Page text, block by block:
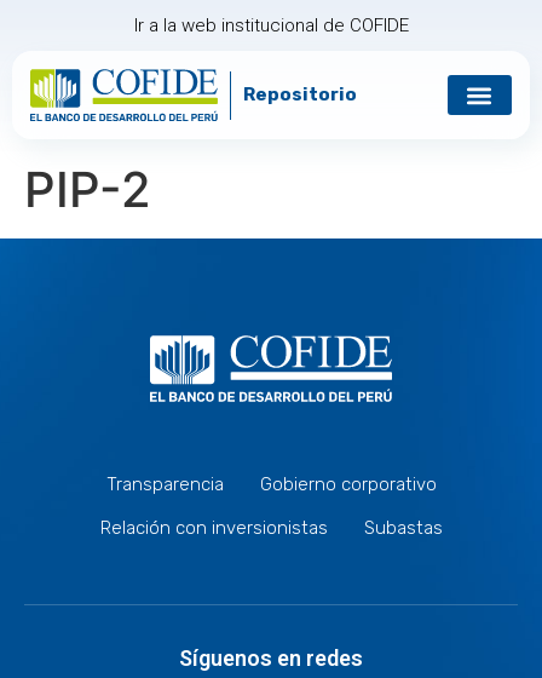
Ir a la web institucional de COFIDE
Repositorio
PIP-2
Transparencia
Gobierno corporativo
Relación con inversionistas
Subastas
Síguenos en redes